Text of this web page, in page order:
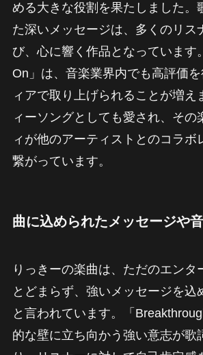
める大きな役割を果たしました。
た深いメッセージは、多くのリス
び、心に響く作品となっています
On」は、音楽業界内でも高評価
ィアで取り上げられることが増え
ィーソングとしても愛され、その
ィが他のアーティストとのコラボ
繋がっています。
曲に込められたメッセージや
りっきーの楽曲は、ただのエンタ
とどまらず、強いメッセージを込
と言われています。「
的な壁に立ち向かう強い意志が歌